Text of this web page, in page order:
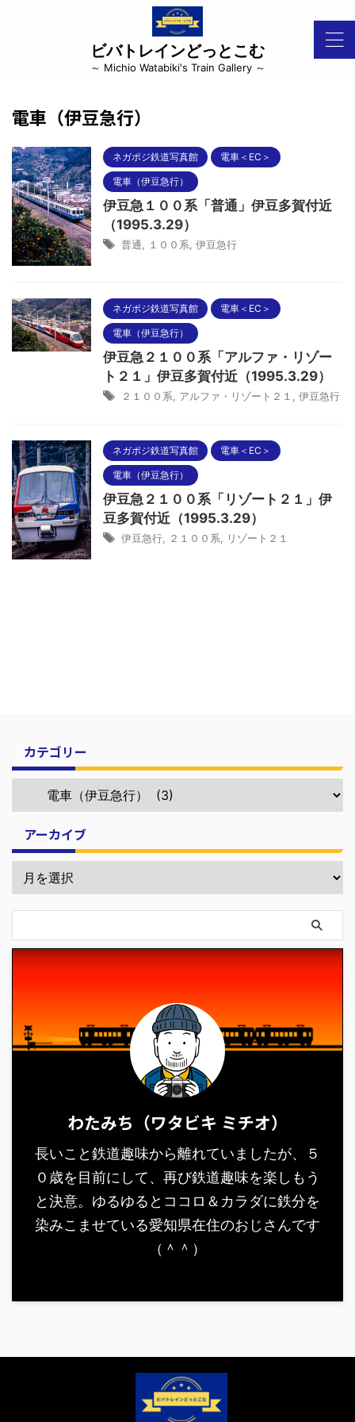
ビバトレインどっとこむ
～ Michio Watabiki's Train Gallery ～
電車（伊豆急行）
ネガポジ鉄道写真館 電車＜EC＞
電車（伊豆急行）
伊豆急１００系「普通」伊豆多賀付近
（1995.3.29）
普通 １００系 伊豆急行
ネガポジ鉄道写真館 電車＜EC＞
電車（伊豆急行）
伊豆急２１００系「アルファ・リゾー
ト２１」伊豆多賀付近（1995.3.29）
２１００系 アルファ・リゾート２１ 伊豆急行
ネガポジ鉄道写真館 電車＜EC＞
電車（伊豆急行）
伊豆急２１００系「リゾート２１」伊
豆多賀付近（1995.3.29）
伊豆急行 ２１００系 リゾート２１
カテゴリー
アーカイブ
わたみち（ワタビキ ミチオ）
長いこと鉄道趣味から離れていましたが、５
０歳を目前にして、再び鉄道趣味を楽しもう
と決意。ゆるゆるとココロ＆カラダに鉄分を
染みこませている愛知県在住のおじさんです
（＾＾）